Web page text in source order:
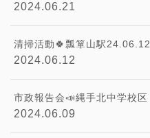
2024.06.21
清掃活動🍀瓢箪山駅24.06.12
2024.06.12
市政報告会📣縄手北中学校区
2024.06.09